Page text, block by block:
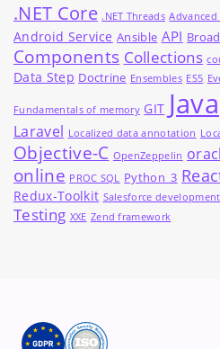
.NET Core .NET Threads Advanced
Android Service Ansible API
Components Collections
Data Step Doctrine Ensembles ES5
Fundamentals of memory GIT Java
Laravel Localized data annotation
Objective-C OpenZeppelin
online PROC SQL Python_3
Redux-Toolkit Salesforce development
Testing XXE Zend framework